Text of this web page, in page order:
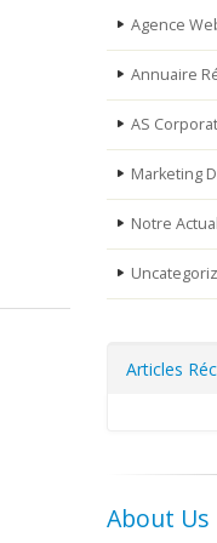
Agence
Annuaire
AS
Marketing
Notre
Articles
About Us